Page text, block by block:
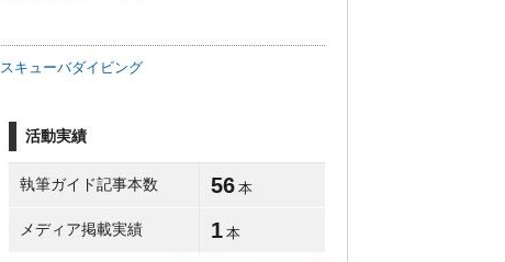
スキューバダイビング
活動実績
執筆ガイド記事本数 56 本
メディア掲載実績 1 本